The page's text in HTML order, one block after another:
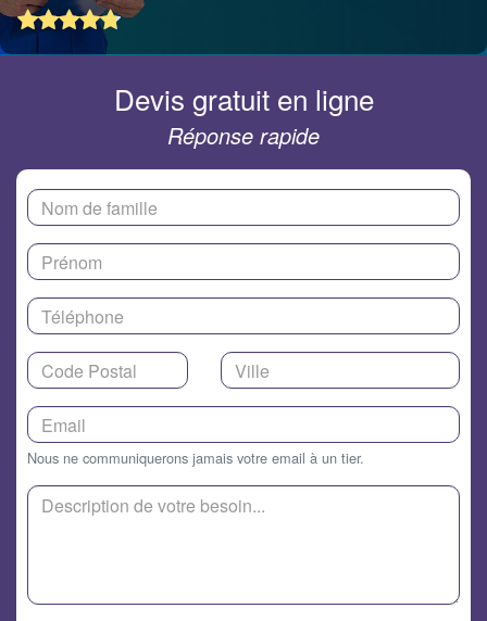
Devis gratuit en ligne
Réponse rapide
Nous ne communiquerons jamais votre email à un tier.